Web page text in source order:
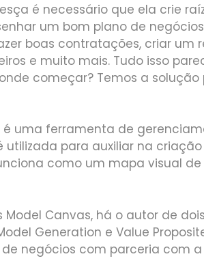
é necessário que ela crie
um bom plano de
boas contratações, criar um
e muito mais. Tudo isso
começar? Temos a
é uma ferramenta de
para auxiliar na
como um mapa visual
Model Canvas, há o autor de
Generation e Value
negócios com parceria com a